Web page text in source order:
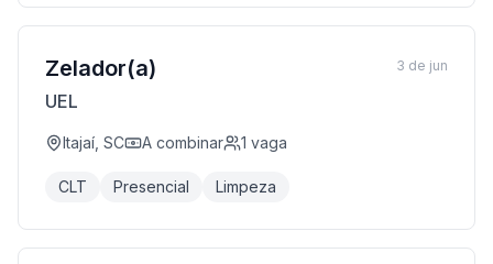
Zelador(a)
UEL
Itajaí, SC A combinar 1 vaga
CLT Presencial Limpeza
3 de jun